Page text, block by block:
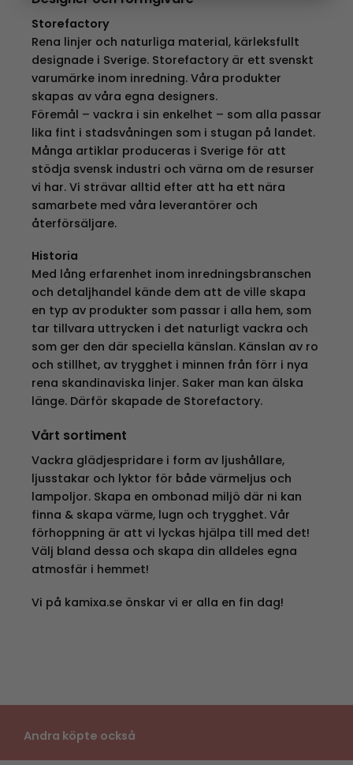
Storefactory
Rena linjer och naturliga material, kärleksfullt
designade i Sverige. Storefactory är ett svenskt
varumärke inom inredning. Våra produkter
skapas av våra egna designers.
Föremål – vackra i sin enkelhet – som alla passar
lika fint i stadsvåningen som i stugan på landet.
Många artiklar produceras i Sverige för att
stödja svensk industri och värna om de resurser
vi har. Vi strävar alltid efter att ha ett nära
samarbete med våra leverantörer och
återförsäljare.
Historia
Med lång erfarenhet inom inredningsbranschen
och detaljhandel kände dem att de ville skapa
en typ av produkter som passar i alla hem, som
tar tillvara uttrycken i det naturligt vackra och
som ger den där speciella känslan. Känslan av ro
och stillhet, av trygghet i minnen från förr i nya
rena skandinaviska linjer. Saker man kan älska
länge. Därför skapade de Storefactory.
Vårt sortiment
Vackra glädjespridare i form av ljushållare,
ljusstakar och lyktor för både värmeljus och
lampoljor. Skapa en ombonad miljö där ni kan
finna & skapa värme, lugn och trygghet. Vår
förhoppning är att vi lyckas hjälpa till med det!
Välj bland dessa och skapa din alldeles egna
atmosfär i hemmet!
Vi på kamixa.se önskar vi er alla en fin dag!
Andra köpte också